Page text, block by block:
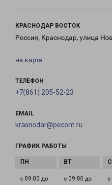
КРАСНОДАР ВОСТОК
Россия, Краснодар, улица
на карте
ТЕЛЕФОН
+7(861) 205-52-23
EMAIL
krasnodar@pecom.ru
ГРАФИК РАБОТЫ
с 09:00 до
с 09:00 до
с